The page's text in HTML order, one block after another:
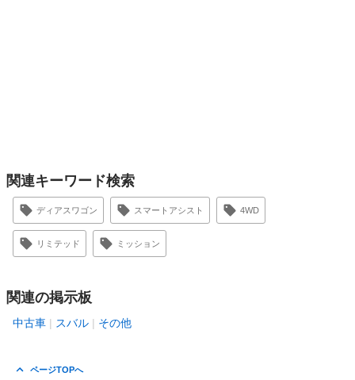
関連キーワード検索
ディアスワゴン スマートアシスト 4WD
リミテッド ミッション
関連の掲示板
中古車 スバル その他
ページTOPへ